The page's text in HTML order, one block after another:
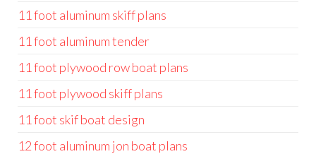
11 foot aluminum skiff plans
11 foot aluminum tender
11 foot plywood row boat plans
11 foot plywood skiff plans
11 foot skif boat design
12 foot aluminum jon boat plans